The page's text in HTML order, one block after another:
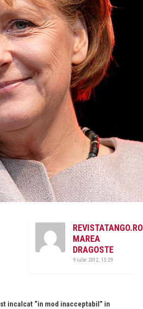
REVISTATANGO.RO
MAREA
DRAGOSTE
9 iulie 2012, 15:29
incalcat “in mod inacceptabil” in